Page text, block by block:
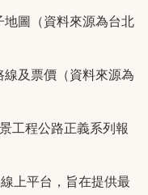
地圖（資料來源為台北
線及票價（資料來源為
工程公路正義系列報
上平台，旨在提供最